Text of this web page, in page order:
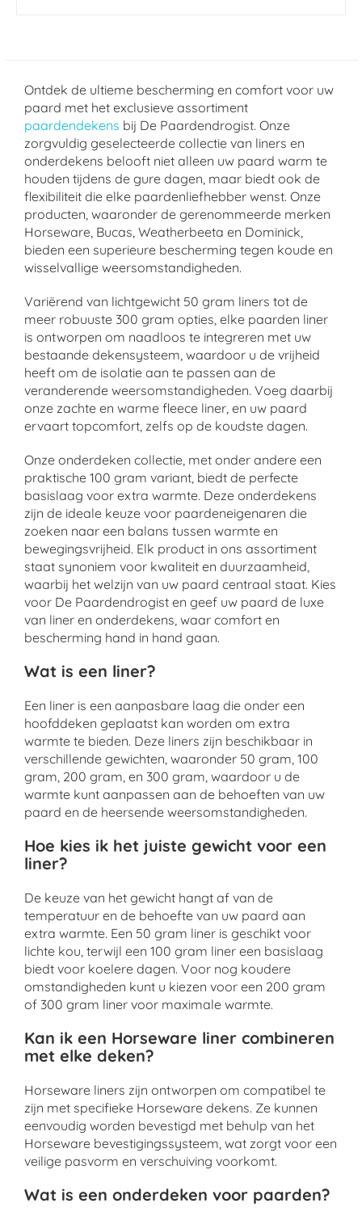
Ontdek de ultieme bescherming en comfort voor uw
paard met het exclusieve assortiment
paardendekens bij De Paardendrogist. Onze
zorgvuldig geselecteerde collectie van liners en
onderdekens belooft niet alleen uw paard warm te
houden tijdens de gure dagen, maar biedt ook de
flexibiliteit die elke paardenliefhebber wenst. Onze
producten, waaronder de gerenommeerde merken
Horseware, Bucas, Weatherbeeta en Dominick,
bieden een superieure bescherming tegen koude en
wisselvallige weersomstandigheden.
Variërend van lichtgewicht 50 gram liners tot de
meer robuuste 300 gram opties, elke paarden liner
is ontworpen om naadloos te integreren met uw
bestaande dekensysteem, waardoor u de vrijheid
heeft om de isolatie aan te passen aan de
veranderende weersomstandigheden. Voeg daarbij
onze zachte en warme fleece liner, en uw paard
ervaart topcomfort, zelfs op de koudste dagen.
Onze onderdeken collectie, met onder andere een
praktische 100 gram variant, biedt de perfecte
basislaag voor extra warmte. Deze onderdekens
zijn de ideale keuze voor paardeneigenaren die
zoeken naar een balans tussen warmte en
bewegingsvrijheid. Elk product in ons assortiment
staat synoniem voor kwaliteit en duurzaamheid,
waarbij het welzijn van uw paard centraal staat. Kies
voor De Paardendrogist en geef uw paard de luxe
van liner en onderdekens, waar comfort en
bescherming hand in hand gaan.
Wat is een liner?
Een liner is een aanpasbare laag die onder een
hoofddeken geplaatst kan worden om extra
warmte te bieden. Deze liners zijn beschikbaar in
verschillende gewichten, waaronder 50 gram, 100
gram, 200 gram, en 300 gram, waardoor u de
warmte kunt aanpassen aan de behoeften van uw
paard en de heersende weersomstandigheden.
Hoe kies ik het juiste gewicht voor een
liner?
De keuze van het gewicht hangt af van de
temperatuur en de behoefte van uw paard aan
extra warmte. Een 50 gram liner is geschikt voor
lichte kou, terwijl een 100 gram liner een basislaag
biedt voor koelere dagen. Voor nog koudere
omstandigheden kunt u kiezen voor een 200 gram
of 300 gram liner voor maximale warmte.
Kan ik een Horseware liner combineren
met elke deken?
Horseware liners zijn ontworpen om compatibel te
zijn met specifieke Horseware dekens. Ze kunnen
eenvoudig worden bevestigd met behulp van het
Horseware bevestigingssysteem, wat zorgt voor een
veilige pasvorm en verschuiving voorkomt.
Wat is een onderdeken voor paarden?